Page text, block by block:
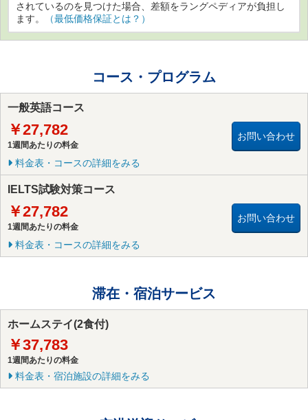
されているのを見つけた場合、差額をラングペディアが負担し
ます。
（最低価格保証とは？）
コース・プログラム
一般英語コース
￥27,782
1週間あたりの料金
お問い合わせ
料金表・コースの詳細をみる
IELTS試験対策コース
￥27,782
1週間あたりの料金
お問い合わせ
料金表・コースの詳細をみる
滞在・宿泊サービス
ホームステイ(2食付)
￥37,783
1週間あたりの料金
料金表・宿泊施設の詳細をみる